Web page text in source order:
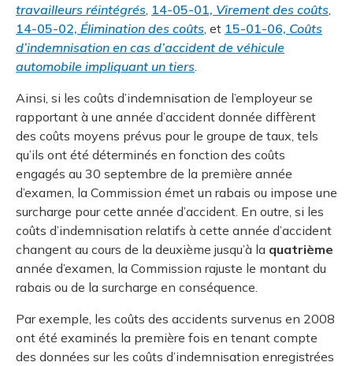
travailleurs réintégrés, 14-05-01, Virement des coûts,
14-05-02, Élimination des coûts, et 15-01-06, Coûts
d’indemnisation en cas d’accident de véhicule
automobile impliquant un tiers.
Ainsi, si les coûts d’indemnisation de l’employeur se
rapportant à une année d’accident donnée diffèrent
des coûts moyens prévus pour le groupe de taux, tels
qu’ils ont été déterminés en fonction des coûts
engagés au 30 septembre de la première année
d’examen, la Commission émet un rabais ou impose une
surcharge pour cette année d’accident. En outre, si les
coûts d’indemnisation relatifs à cette année d’accident
changent au cours de la deuxième jusqu’à la quatrième
année d’examen, la Commission rajuste le montant du
rabais ou de la surcharge en conséquence.
Par exemple, les coûts des accidents survenus en 2008
ont été examinés la première fois en tenant compte
des données sur les coûts d’indemnisation enregistrées